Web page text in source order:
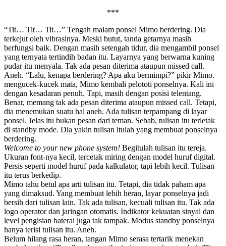
***
“Tit… Tit… Tit…” Tengah malam ponsel Mimo berdering. Dia
terkejut oleh vibrasinya. Meski butut, tanda getarnya masih
berfungsi baik. Dengan masih setengah tidur, dia mengambil ponsel
yang ternyata tertindih badan itu. Layarnya yang berwarna kuning
pudar itu menyala. Tak ada pesan diterima ataupun missed call.
Aneh. “Lalu, kenapa berdering? Apa aku bermimpi?” pikir Mimo.
mengucek-kucek mata, Mimo kembali pelototi ponselnya. Kali ini
dengan kesadaran penuh. Tapi, masih dengan posisi telentang.
Benar, memang tak ada pesan diterima ataupun missed call. Tetapi,
dia menemukan suatu hal aneh. Ada tulisan terpampang di layar
ponsel. Jelas itu bukan pesan dari teman. Sebab, tulisan itu terletak
di standby mode. Dia yakin tulisan itulah yang membuat ponselnya
berdering.
Welcome to your new phone system! Begitulah tulisan itu tereja.
Ukuran font-nya kecil, tercetak miring dengan model huruf digital.
Persis seperti model huruf pada kalkulator, tapi lebih kecil. Tulisan
itu terus berkedip.
Mimo tahu betul apa arti tulisan itu. Tetapi, dia tidak paham apa
yang dimaksud. Yang membuat lebih heran, layar ponselnya jadi
bersih dari tulisan lain. Tak ada tulisan, kecuali tulisan itu. Tak ada
logo operator dan jaringan otomatis. Indikator kekuatan sinyal dan
level pengisian baterai juga tak tampak. Modus standby ponselnya
hanya terisi tulisan itu. Aneh.
Belum hilang rasa heran, tangan Mimo serasa tertarik menekan